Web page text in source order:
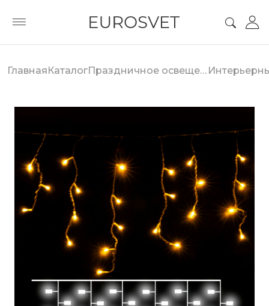
ГлавнаяКаталог Праздничное освещение